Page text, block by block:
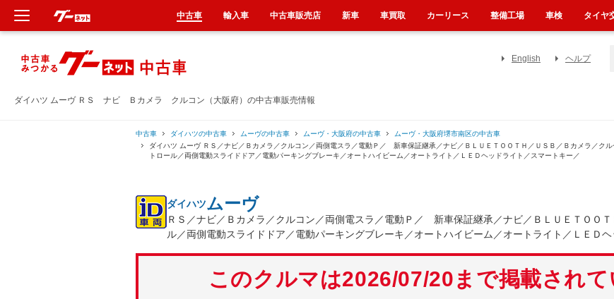
ダイハツ ムーヴ ＲＳ ナビ Ｂカメラ クルコン（大阪府）の中古車販売情報
English ヘルプ
中古車 ダイハツの中古車 ムーヴの中古車 ムーヴ・大阪府の中古車
ムーヴ・大阪府堺市南区の中古車
ダイハツ ムーヴ ＲＳ／ナビ／Ｂカメラ／クルコン／両側電スラ／電動Ｐ／ 新車保証継承／ナビ／ＢＬＵＥＴＯＯＴＨ／ＵＳＢ／Ｂカメラ／クル
トロール／両側電動スライドドア／電動パーキングブレーキ／オートハイビーム／オートライト／ＬＥＤヘッドライト／スマートキー／
ダイハツムーヴ
ＲＳ／ナビ／Ｂカメラ／クルコン／両側電スラ／電動Ｐ／ 新車保証継承／ナビ／ＢＬＵＥＴＯＯ
ル／両側電動スライドドア／電動パーキングブレーキ／オートハイビーム／オートライト／ＬＥＤ
このクルマは2026/07/20まで掲載され
中古車 輸入車 中古車販売店 新車 車買取 カーリース 整備工場 車検 タイヤ
新車
中古車